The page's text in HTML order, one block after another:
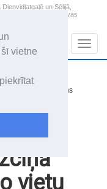
vietne
un Sēlijā,
Augšdaugavas
+15.1
nedaudz mākoņains
vietu